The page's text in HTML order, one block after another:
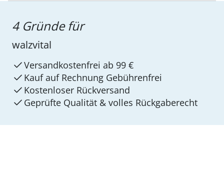
4 Gründe für
walzvital
Versandkostenfrei ab 99 €
Kauf auf Rechnung Gebührenfrei
Kostenloser Rückversand
Geprüfte Qualität & volles Rückgaberecht